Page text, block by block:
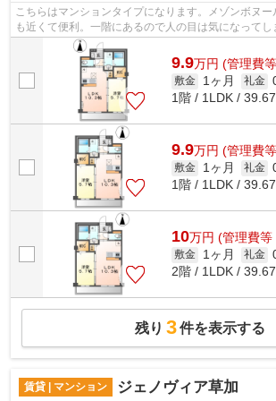
こちらはマンションタイプになります。メゾンボヌ
も近くて便利。一階にあるので人の目は気になってし
新生活を始めるなら、草加市の物件量豊...
9.9万円 (管理費
敷金 1ヶ月 礼金
1階 / 1LDK /
9.9万円 (管理費
敷金 1ヶ月 礼金
1階 / 1LDK /
10万円 (管理費等
敷金 1ヶ月 礼金
2階 / 1LDK /
残り 3件を表示する
賃貸 | マンション ジェノヴィア草加